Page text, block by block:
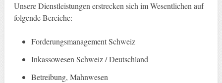
Unsere Dienstleistungen erstrecken sich im Wesentlichen auf
folgende Bereiche:
Forderungsmanagement Schweiz
Inkassowesen Schweiz / Deutschland
Betreibung, Mahnwesen